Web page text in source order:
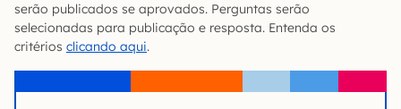
serão publicados se aprovados. Perguntas serão
selecionadas para publicação e resposta. Entenda os
critérios clicando aqui.